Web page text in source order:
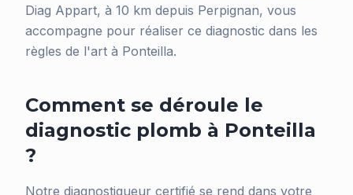
Diag Appart, à 10 km depuis Perpignan, vous
accompagne pour réaliser ce diagnostic dans les
règles de l'art à Ponteilla.
Comment se déroule le
diagnostic plomb à Ponteilla
?
Notre diagnostiqueur certifié se rend dans votre